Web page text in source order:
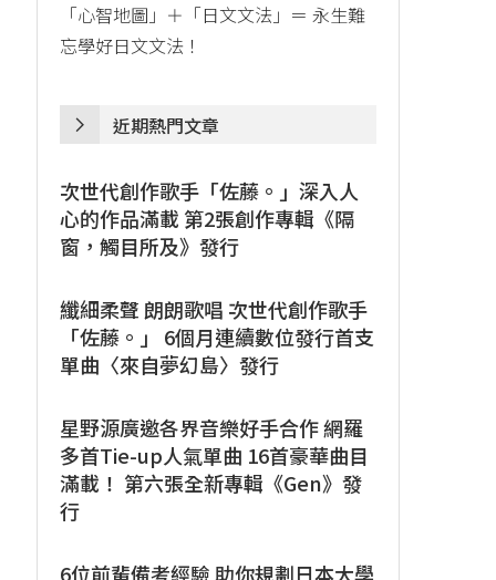
「心智地圖」＋「日文文法」＝ 永生難
忘學好日文文法！
近期熱門文章
次世代創作歌手「佐藤。」深入人
心的作品滿載 第2張創作專輯《隔
窗，觸目所及》發行
纖細柔聲 朗朗歌唱 次世代創作歌手
「佐藤。」 6個月連續數位發行首支
單曲〈來自夢幻島〉發行
星野源廣邀各界音樂好手合作 網羅
多首Tie-up人氣單曲 16首豪華曲目
滿載！ 第六張全新專輯《Gen》發
行
6位前輩備考經驗 助你規劃日本大學